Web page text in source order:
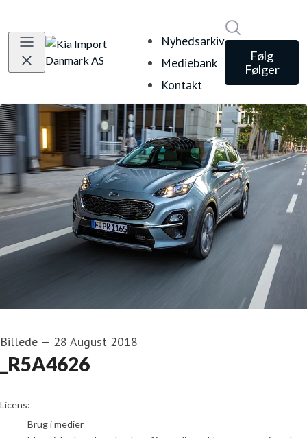
Nyhedsarkiv
Mediebank
Kontakt
Følg
Følger
Billede — 28 August 2018
_R5A4626
go to media item
Licens:
Brug i medier